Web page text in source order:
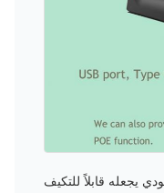
يجعله قابلاً للتكيف